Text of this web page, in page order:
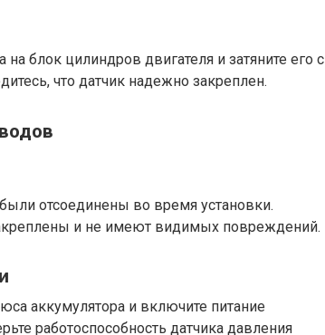
блок цилиндров двигателя и затяните его с
что датчик надежно закреплен.
отсоединены во время установки.
и не имеют видимых повреждений.
аккумулятора и включите питание
работоспособность датчика давления